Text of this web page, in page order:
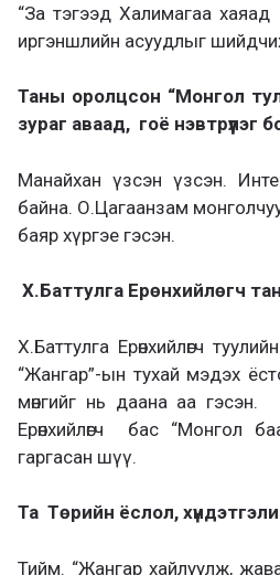
“За тэгээд Халимагаа
иргэншлийн асуудлыг
Таны оролцсон “Монгол
зураг аваад, гоё нэвтрүүлэг
Манайхан үзсэн үзсэн.
байна. О.Цагаанзам
баяр хүргэе гэсэн.
Х.Баттулга Ерөнхийлөгч
Х.Баттулга Ерөнхийлөгч
“Жангар”-ын тухай мэдэх
мөнгийг нь даана аа
Ерөнхийлөгч бас “Монгол
гаргасан шүү.
Та Төрийн ёслол,
Тийм. “Жангар хайлуулж,